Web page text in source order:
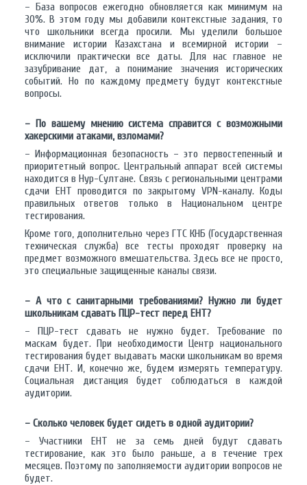
– База вопросов ежегодно обновляется как минимум на
30%. В этом году мы добавили контекстные задания, то
что школьники всегда просили. Мы уделили большое
внимание истории Казахстана и всемирной истории –
исключили практически все даты. Для нас главное не
зазубривание дат, а понимание значения исторических
событий. Но по каждому предмету будут контекстные
вопросы.
– По вашему мнению система справится с возможными
хакерскими атаками, взломами?
– Информационная безопасность – это первостепенный и
приоритетный вопрос. Центральный аппарат всей системы
находится в Нур-Султане. Связь с региональными центрами
сдачи ЕНТ проводится по закрытому VPN-каналу. Коды
правильных ответов только в Национальном центре
тестирования.
Кроме того, дополнительно через ГТС КНБ (Государственная
техническая служба) все тесты проходят проверку на
предмет возможного вмешательства. Здесь все не просто,
это специальные защищенные каналы связи.
– А что с санитарными требованиями? Нужно ли будет
школьникам сдавать ПЦР-тест перед ЕНТ?
– ПЦР-тест сдавать не нужно будет. Требование по
маскам будет. При необходимости Центр национального
тестирования будет выдавать маски школьникам во время
сдачи ЕНТ. И, конечно же, будем измерять температуру.
Социальная дистанция будет соблюдаться в каждой
аудитории.
– Сколько человек будет сидеть в одной аудитории?
– Участники ЕНТ не за семь дней будут сдавать
тестирование, как это было раньше, а в течение трех
месяцев. Поэтому по заполняемости аудитории вопросов не
будет.